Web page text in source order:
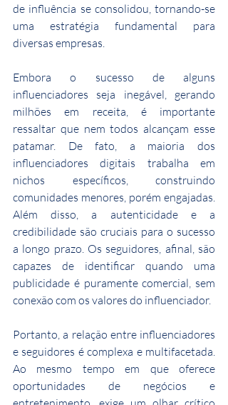
de influência se consolidou, tornando-se
uma estratégia fundamental para
diversas empresas.
Embora o sucesso de alguns
influenciadores seja inegável, gerando
milhões em receita, é importante
ressaltar que nem todos alcançam esse
patamar. De fato, a maioria dos
influenciadores digitais trabalha em
nichos específicos, construindo
comunidades menores, porém engajadas.
Além disso, a autenticidade e a
credibilidade são cruciais para o sucesso
a longo prazo. Os seguidores, afinal, são
capazes de identificar quando uma
publicidade é puramente comercial, sem
conexão com os valores do influenciador.
Portanto, a relação entre influenciadores
e seguidores é complexa e multifacetada.
Ao mesmo tempo em que oferece
oportunidades de negócios e